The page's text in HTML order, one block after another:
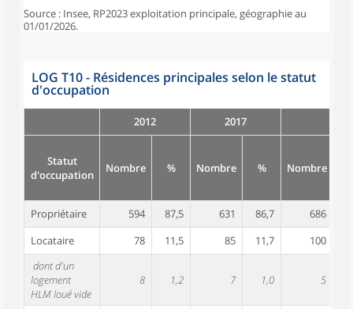
Source : Insee, RP2023 exploitation principale, géographie au
01/01/2026.
LOG T10 - Résidences principales selon le statut
d'occupation
2012 2017
Statut
d'occupation
Nombre % Nombre % Nombre
Propriétaire 594 87,5 631 86,7 686
Locataire
78 11,5 85 11,7 100
dont d'un
logement
HLM loué vide
8 1,2 7 1,0 5